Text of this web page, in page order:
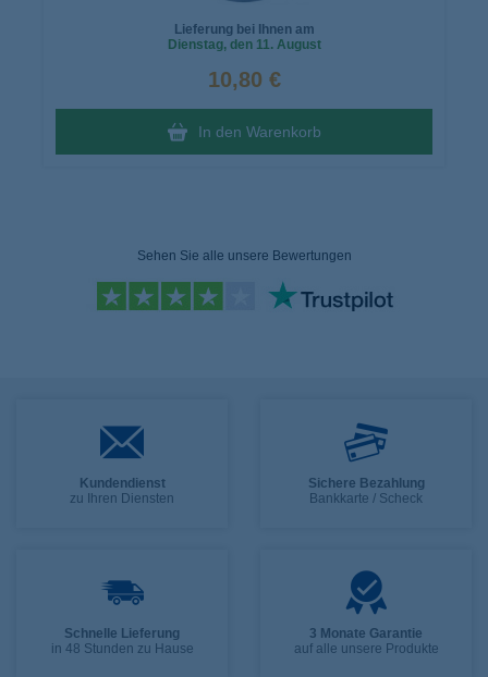
Lieferung bei Ihnen am
Dienstag, den 11. August
10,80 €
In den Warenkorb
Sehen Sie alle unsere Bewertungen
Kundendienst
zu Ihren Diensten
Sichere Bezahlung
Bankkarte / Scheck
Schnelle Lieferung
in 48 Stunden zu Hause
3 Monate Garantie
auf alle unsere Produkte